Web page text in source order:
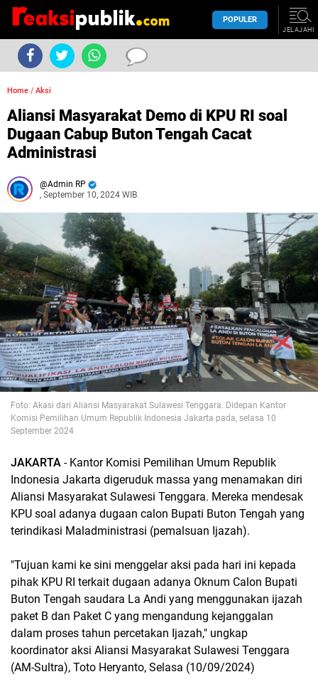
POPULER
JELAJAHI
Home / Aksi
Aliansi Masyarakat Demo di KPU RI soal
Dugaan Cabup Buton Tengah Cacat
Administrasi
Admin RP
, September 10, 2024 WIB
Foto: Akasi dari Aliansi Masyarakat Sulawesi Tenggara. Didepan Kantor
Komisi Pemilihan Umum Republik Indonesia Jakarta pada, selasa 10
September 2024
JAKARTA - Kantor Komisi Pemilihan Umum Republik
Indonesia Jakarta digeruduk massa yang menamakan diri
Aliansi Masyarakat Sulawesi Tenggara. Mereka mendesak
KPU soal adanya dugaan calon Bupati Buton Tengah yang
terindikasi Maladministrasi (pemalsuan Ijazah).
"Tujuan kami ke sini menggelar aksi pada hari ini kepada
pihak KPU RI terkait dugaan adanya Oknum Calon Bupati
Buton Tengah saudara La Andi yang menggunakan ijazah
paket B dan Paket C yang mengandung kejanggalan
dalam proses tahun percetakan Ijazah," ungkap
koordinator aksi Aliansi Masyarakat Sulawesi Tenggara
(AM-Sultra), Toto Heryanto, Selasa (10/09/2024)